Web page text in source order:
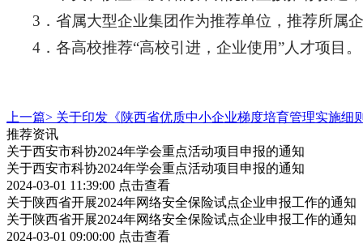
3．省属大型企业集团作为推荐单位，推荐所属
4．各高校推荐“高校引进，企业使用”人才项目。
上一篇> 关于印发《陕西省优质中小企业梯度培育管理实施细
推荐资讯
关于西安市科协2024年学会重点活动项目申报的通知
关于西安市科协2024年学会重点活动项目申报的通知
2024-03-01 11:39:00 点击查看
关于陕西省开展2024年网络安全保险试点企业申报工作的通知
关于陕西省开展2024年网络安全保险试点企业申报工作的通知
2024-03-01 09:00:00 点击查看